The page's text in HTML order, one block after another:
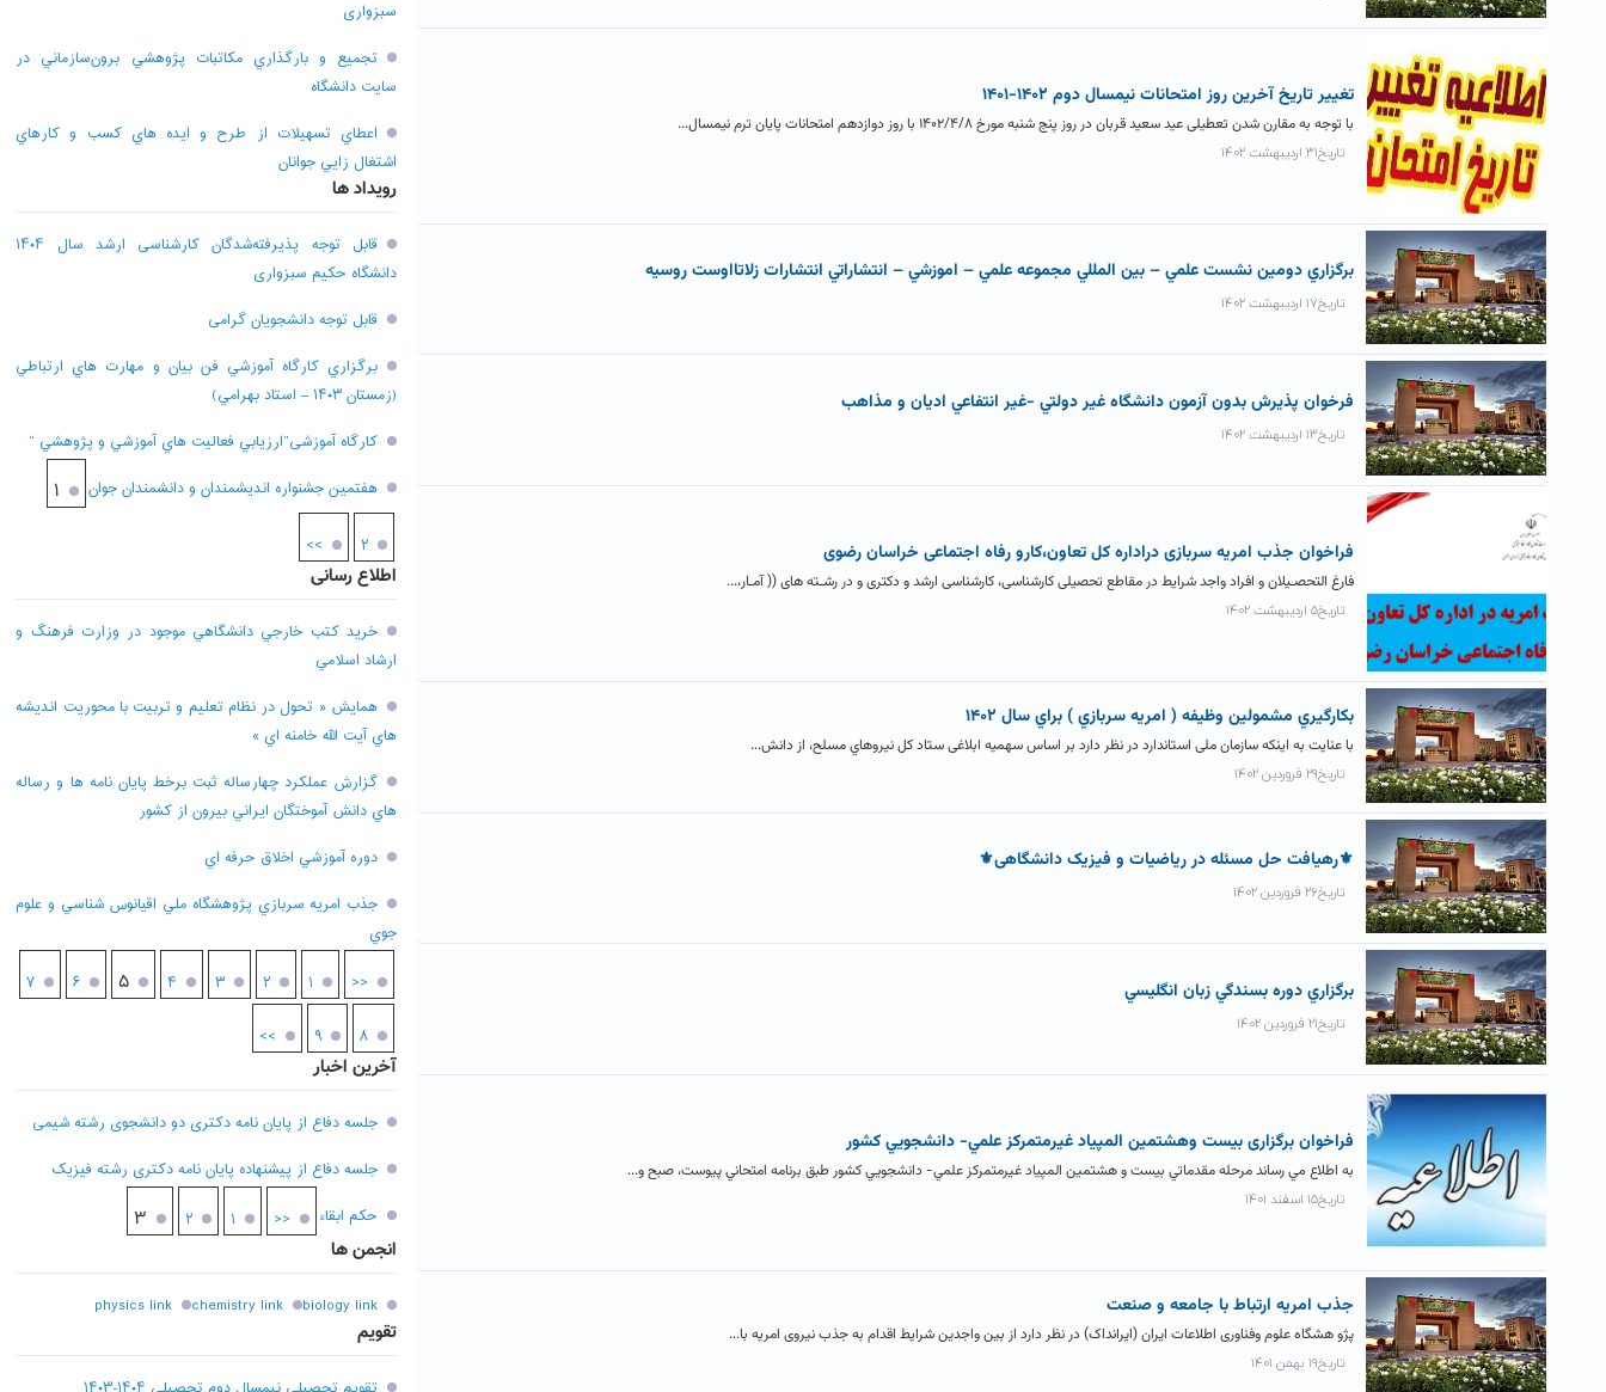
تغيير تاريخ آخرين روز امتحانات نيمسال دوم ۱۴۰۲-۱۴۰۱
با توجه به مقارن شدن تعطیلی عید سعید قربان در روز پنج شنبه مورخ ۱۴۰۲/۴/۸ با روز دوازدهم امتحانات پایان ترم نیمسال...
تاریخ۳۱ اردیبهشت ۱۴۰۲
برگزاري دومين نشست علمي – بين المللي مجموعه علمي – اموزشي – انتشاراتي انتشارات زلاتااوست روسيه
تاریخ۱۷ اردیبهشت ۱۴۰۲
فرخوان پذيرش بدون آزمون دانشگاه غير دولتي -غير انتفاعي اديان و مذاهب
تاریخ۱۳ اردیبهشت ۱۴۰۲
فراخوان جذب امریه سربازی دراداره کل تعاون،کارو رفاه اجتماعی خراسان رضوی
فارغ التحصـیلان و افراد واجد شرایط در مقاطع تحصیلی کارشناسی، کارشناسی ارشد و دکتری و در رشـته های (( آمـار،...
تاریخ۵ اردیبهشت ۱۴۰۲
بکارگيري مشمولين وظيفه ( امريه سربازي ) براي سال ۱۴۰۲
با عنایت به اینکه سازمان ملی استاندارد در نظر دارد بر اساس سهمیه ابلاغی ستاد کل نیروهاي مسلح، از دانش...
تاریخ۲۹ فروردین ۱۴۰۲
⚜رهیافت حل مسئله در ریاضیات و فیزیک دانشگاهی⚜
تاریخ۲۶ فروردین ۱۴۰۲
برگزاري دوره بسندگي زبان انگليسي
تاریخ۲۱ فروردین ۱۴۰۲
فراخوان برگزاری بيست وهشتمين المپياد غيرمتمركز علمي- دانشجويي كشور
به اطلاع مي رساند مرحله مقدماتي بيست و هشتمين المپياد غيرمتمركز علمي- دانشجويي كشور طبق برنامه امتحاني پيوست، صبح و...
تاریخ۱۵ اسفند ۱۴۰۱
جذب امریه ارتباط با جامعه و صنعت
پژو هشگاه علوم وفناوری اطلاعات ایران (ایرانداک) در نظر دارد از بین واجدین شرایط اقدام به جذب نیروی امریه با...
تاریخ۱۹ بهمن ۱۴۰۱
سبزواری
تجميع و بارگذاري مکاتبات پژوهشي برون‌سازماني در
سايت دانشگاه
اعطاي تسهيلات از طرح و ايده هاي کسب و کارهاي
اشتغال زايي جوانان
رویداد ها
قابل توجه پذیرفته‌شدگان کارشناسی ارشد سال ۱۴۰۴
دانشگاه حکیم سبزواری
قابل توجه دانشجویان گرامی
برگزاري کارگاه آموزشي فن بيان و مهارت هاي ارتباطي
(زمستان ۱۴۰۳ – استاد بهرامي)
کارگاه آموزشی”ارزيابي فعاليت هاي آموزشي و پژوهشي “
هفتمين جشنواره انديشمندان و دانشمندان جوان
۱
۲ >>
اطلاع رسانی
خريد کتب خارجي دانشگاهي موجود در وزارت فرهنگ و
ارشاد اسلامي
همايش « تحول در نظام تعليم و تربيت با محوريت انديشه
هاي آيت الله خامنه اي »
گزارش عملکرد چهارساله ثبت برخط پايان نامه ها و رساله
هاي دانش آموختگان ايراني بيرون از کشور
دوره آموزشي اخلاق حرفه اي
جذب امريه سربازي پژوهشگاه ملي اقيانوس شناسي و علوم
جوي
<< ۱ ۲ ۳ ۴ ۵ ۶ ۷
۸ ۹ >>
آخرین اخبار
جلسه دفاع از پایان نامه دکتری دو دانشجوی رشته شیمی
جلسه دفاع از پیشنهاده پایان نامه دکتری رشته فیزیک
حکم ابقاء
<< ۱ ۲ ۳
انجمن ها
biology link
chemistry link
physics link
تقویم